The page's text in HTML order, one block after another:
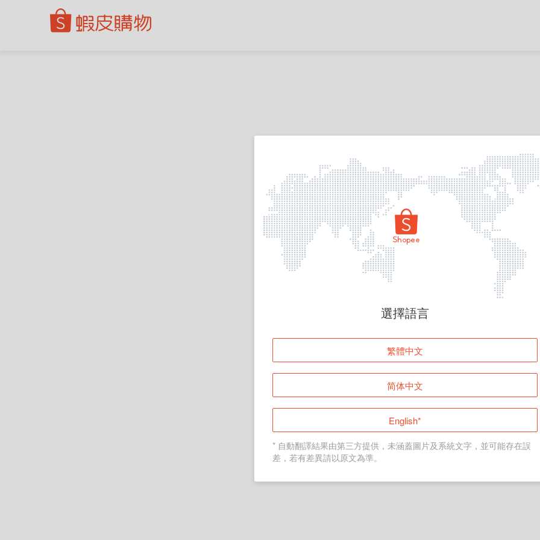
頁面無法顯示
登入
返回首頁
選擇語言
繁體中文
简体中文
English*
* 自動翻譯結果由第三方提供，未涵蓋圖片及系統文字，並可能存在誤
差，若有差異請以原文為準。